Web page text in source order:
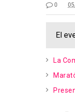
0
El
La